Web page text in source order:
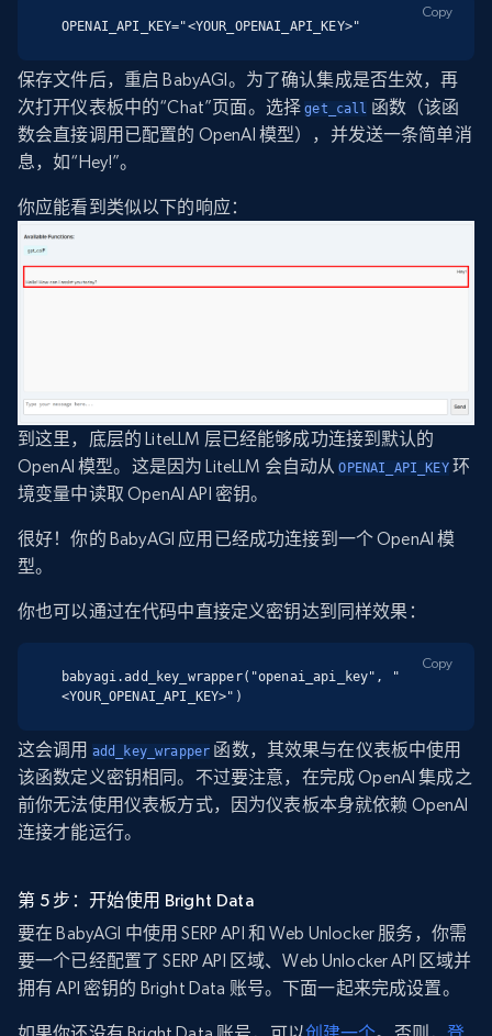
OPENAI_API_KEY="<YOUR_OPENAI_API_KEY>"
Copy
保存文件后，重启 BabyAGI。为了确认集成是否生效，再
次打开仪表板中的“Chat”页面。选择get_call 函数（该函
数会直接调用已配置的 OpenAI 模型），并发送一条简单消
息，如“Hey!”。
你应能看到类似以下的响应：
到这里，底层的 LiteLLM 层已经能够成功连接到默认的
OpenAI 模型。这是因为 LiteLLM 会自动从OPENAI_API_KEY环
境变量中读取 OpenAI API 密钥。
很好！你的 BabyAGI 应用已经成功连接到一个 OpenAI 模
型。
你也可以通过在代码中直接定义密钥达到同样效果：
babyagi.add_key_wrapper("openai_api_key", "
<YOUR_OPENAI_API_KEY>")
Copy
这会调用 add_key_wrapper 函数，其效果与在仪表板中使用
该函数定义密钥相同。不过要注意，在完成 OpenAI 集成之
前你无法使用仪表板方式，因为仪表板本身就依赖 OpenAI
连接才能运行。
第 5 步：开始使用 Bright Data
要在 BabyAGI 中使用 SERP API 和 Web Unlocker 服务，你需
要一个已经配置了 SERP API 区域、Web Unlocker API 区域并
拥有 API 密钥的 Bright Data 账号。下面一起来完成设置。